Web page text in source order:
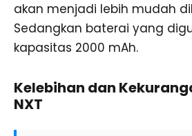
akan menjadi lebih mudah
Sedangkan baterai yang
kapasitas 2000 mAh.
Kelebihan dan
NXT